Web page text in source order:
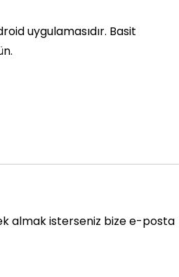
uygulamasıdır. Basit
almak isterseniz bize e-posta